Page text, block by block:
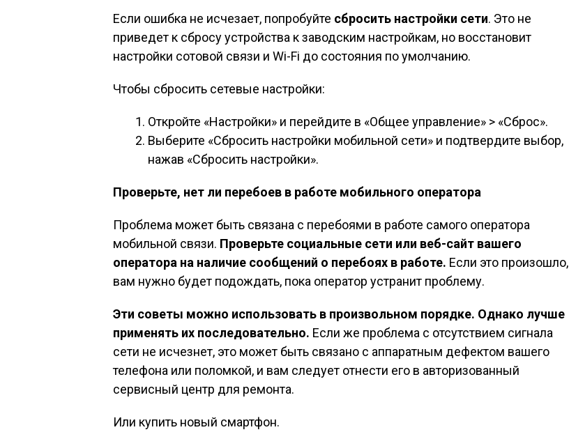
Если ошибка не исчезает, попробуйте сбросить настройки сети. Это не
приведет к сбросу устройства к заводским настройкам, но восстановит
настройки сотовой связи и Wi-Fi до состояния по умолчанию.
Чтобы сбросить сетевые настройки:
Откройте «Настройки» и перейдите в «Общее управление» > «Сброс».
Выберите «Сбросить настройки мобильной сети» и подтвердите выбор,
нажав «Сбросить настройки».
Проверьте, нет ли перебоев в работе мобильного оператора
Проблема может быть связана с перебоями в работе самого оператора
мобильной связи. Проверьте социальные сети или веб-сайт вашего
оператора на наличие сообщений о перебоях в работе. Если это произошло,
вам нужно будет подождать, пока оператор устранит проблему.
Эти советы можно использовать в произвольном порядке. Однако лучше
применять их последовательно. Если же проблема с отсутствием сигнала
сети не исчезнет, это может быть связано с аппаратным дефектом вашего
телефона или поломкой, и вам следует отнести его в авторизованный
сервисный центр для ремонта.
Или купить новый смартфон.